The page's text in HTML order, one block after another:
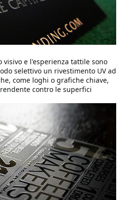
visivo e l'esperienza tattile sono
selettivo un rivestimento UV ad
come loghi o grafiche chiave,
contro le superfici